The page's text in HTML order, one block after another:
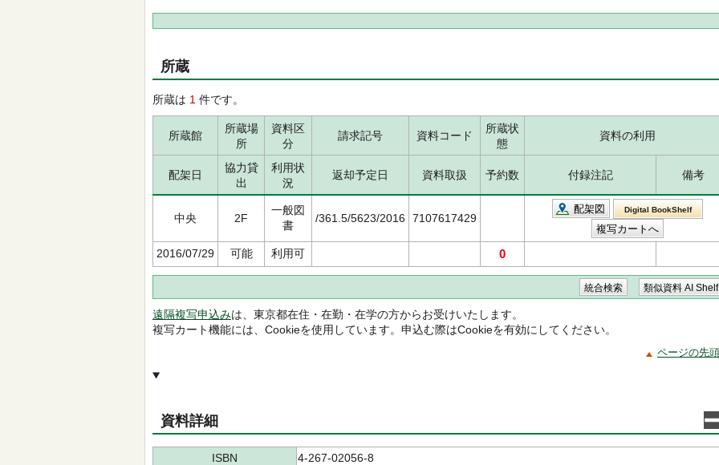
所蔵
所蔵は 1 件です。
所蔵館
所蔵場
所
資料区
分
請求記号 資料コード
所蔵状
態
資料の利用
配架日
協力貸
出
利用状
況
返却予定日 資料取扱 予約数 付録注記 備考
中央 2F
一般図
書
/361.5/5623/2016 7107617429
配架図 Digital BookShelf
2016/07/29 可能 利用可 0
遠隔複写申込みは、東京都在住・在勤・在学の方からお受けいたします。
複写カート機能には、Cookieを使用しています。申込む際はCookieを有効にしてください。
ページの先
資料詳細
ISBN
4-267-02056-8